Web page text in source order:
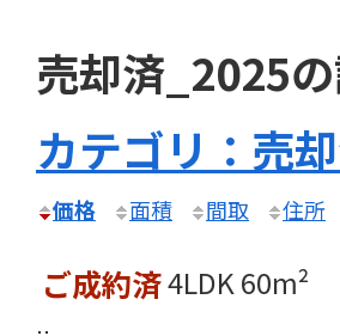
売却済_2025
カテゴリ：売
価格 面積 間取 住所
ご成約済4LDK60m²